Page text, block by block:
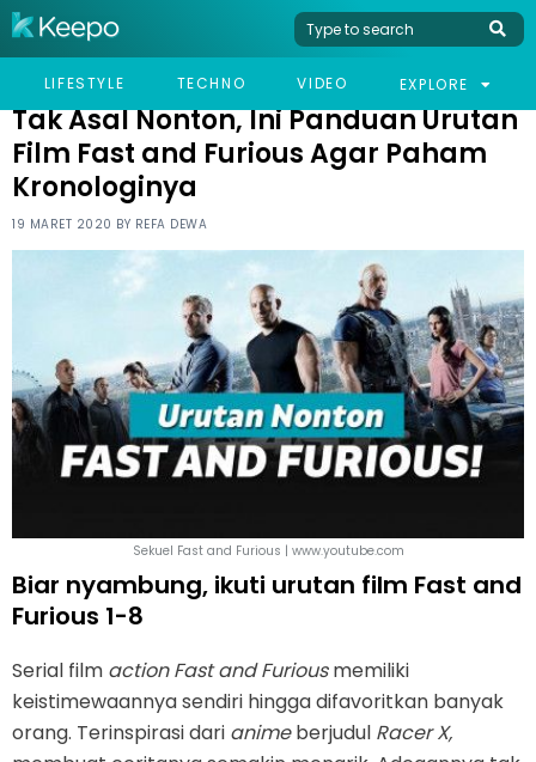
LIFESTYLE TECHNO VIDEO EXPLORE
HOME LIFESTYLE
TAK ASAL NONTON, INI PANDUAN URUTAN FILM FAST AND
Tak Asal Nonton, Ini Panduan Urutan
Film Fast and Furious Agar Paham
Kronologinya
19 MARET 2020 BY REFA DEWA
Sekuel Fast and Furious | www.youtube.com
Biar nyambung, ikuti urutan film Fast and
Furious 1-8
Serial film action Fast and Furiousmemiliki
keistimewaannya sendiri hingga difavoritkan banyak
orang. Terinspirasi dari animeberjudul Racer X,